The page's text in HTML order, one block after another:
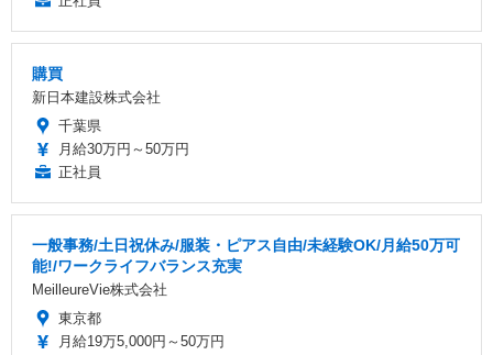
購買
新日本建設株式会社
千葉県
月給30万円～50万円
正社員
一般事務/土日祝休み/服装・ピアス自由/未経験OK/月給50万可
能!/ワークライフバランス充実
MeilleureVie株式会社
東京都
月給19万5,000円～50万円